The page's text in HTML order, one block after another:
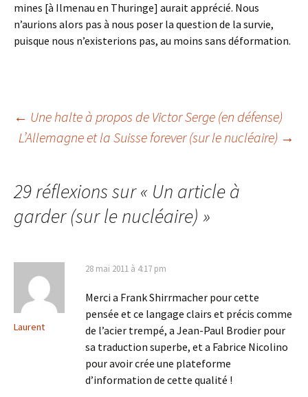
mines [à Ilmenau en Thuringe] aurait apprécié. Nous
n’aurions alors pas à nous poser la question de la survie,
puisque nous n’existerions pas, au moins sans déformation.
Navigation
articles
← Une halte à propos de Victor Serge (en défense)
L’Allemagne et la Suisse forever (sur le nucléaire) →
29 réflexions sur « Un article à
garder (sur le nucléaire) »
Laurent
28 mai 2011 à 4:17 pm
Merci a Frank Shirrmacher pour cette
pensée et ce langage clairs et précis comme
de l’acier trempé, a Jean-Paul Brodier pour
sa traduction superbe, et a Fabrice Nicolino
pour avoir crée une plateforme
d’information de cette qualité !